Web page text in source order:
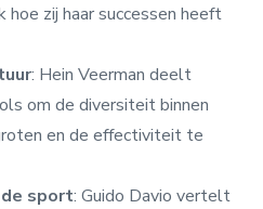
hoe zij haar successen heeft
: Hein Veerman deelt
om de diversiteit binnen
en de effectiviteit te
sport: Guido Davio vertelt